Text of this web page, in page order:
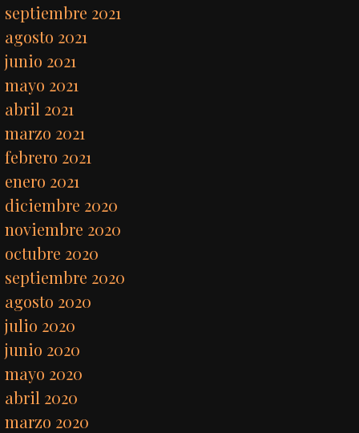
septiembre 2021
agosto 2021
junio 2021
mayo 2021
abril 2021
marzo 2021
febrero 2021
enero 2021
diciembre 2020
noviembre 2020
octubre 2020
septiembre 2020
agosto 2020
julio 2020
junio 2020
mayo 2020
abril 2020
marzo 2020